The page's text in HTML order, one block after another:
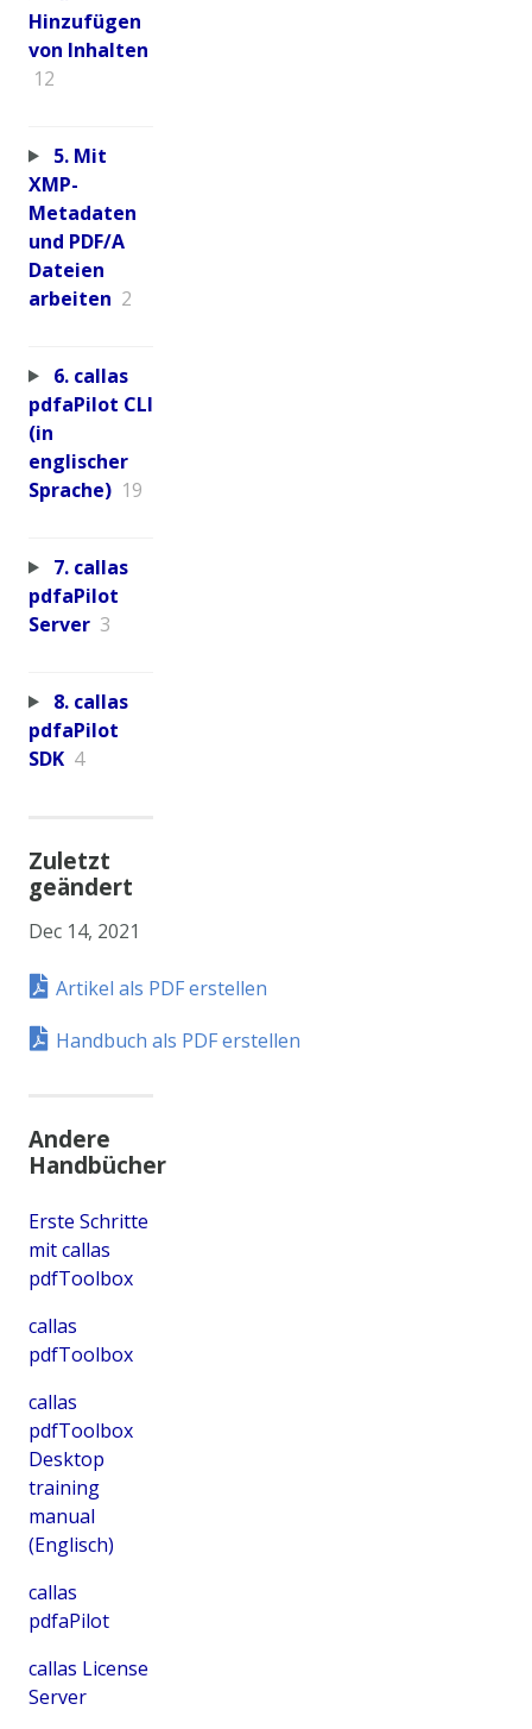
Hinzufügen
von Inhalten
12
5. Mit
XMP-
Metadaten
und PDF/A
Dateien
arbeiten 2
6. callas
pdfaPilot CLI
(in
englischer
Sprache) 19
7. callas
pdfaPilot
Server 3
8. callas
pdfaPilot
SDK 4
Zuletzt
geändert
Dec 14, 2021
Artikel als PDF erstellen
Handbuch als PDF erstellen
Andere
Handbücher
Erste Schritte
mit callas
pdfToolbox
callas
pdfToolbox
callas
pdfToolbox
Desktop
training
manual
(Englisch)
callas
pdfaPilot
callas License
Server